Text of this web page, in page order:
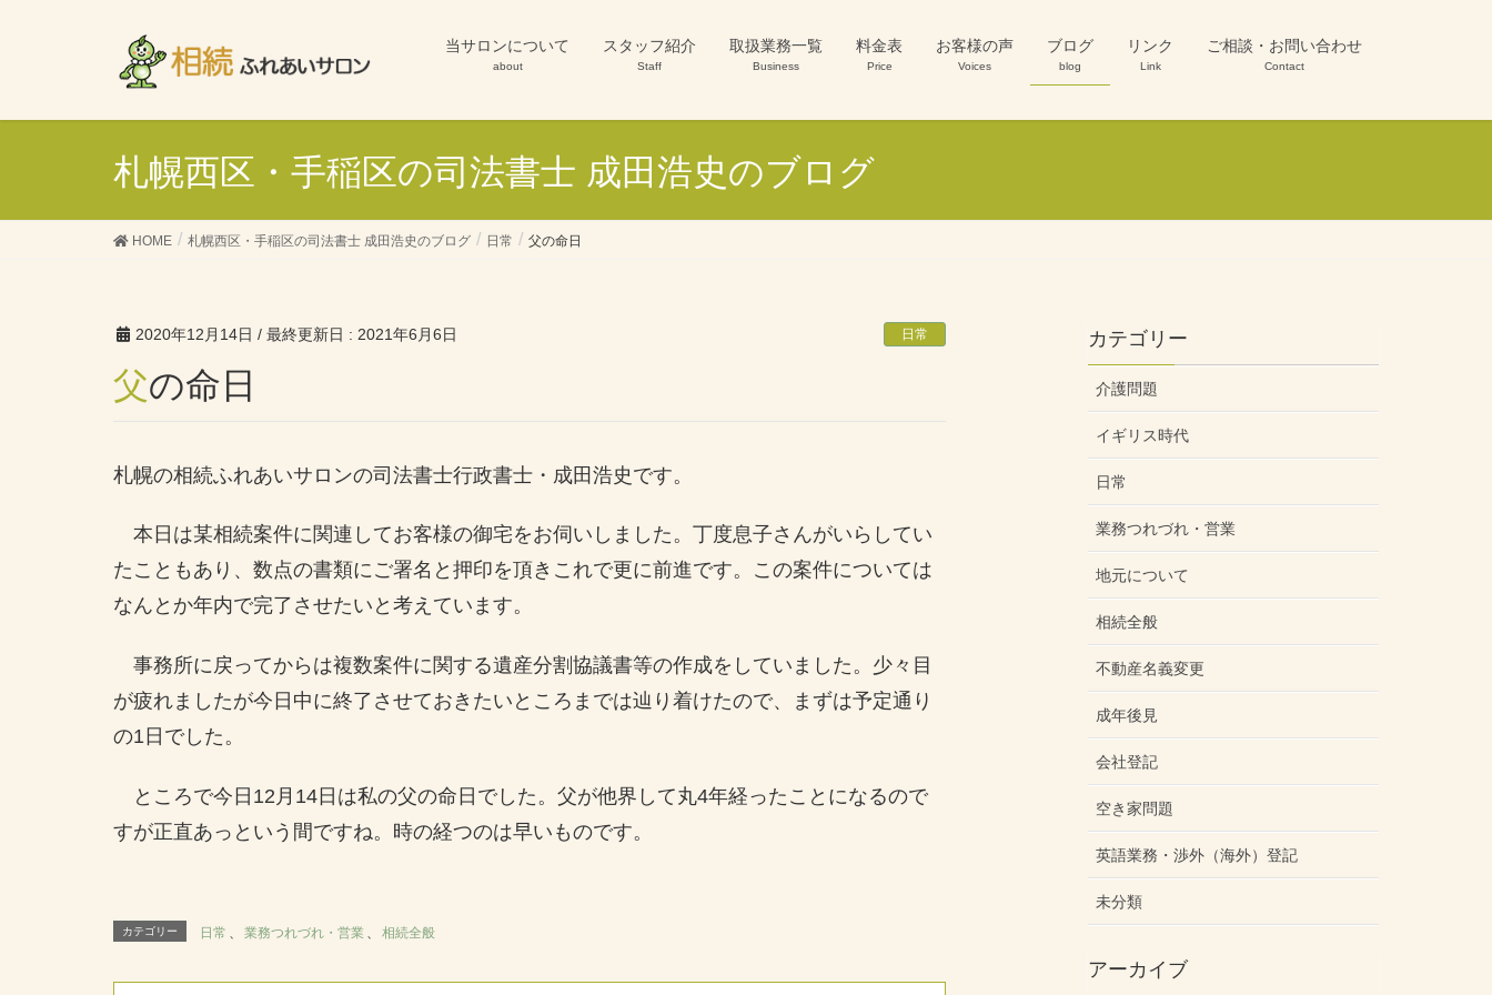
当サロンについて
about
スタッフ紹介
Staff
取扱業務一覧
Business
料金表
Price
お客様の声
Voices
ブログ
blog
リンク
Link
ご相談・お問い合わせ
Contact
札幌西区・手稲区の司法書士 成田浩史のブログ
HOME 札幌西区・手稲区の司法書士 成田浩史のブログ 日常 父の命日
2020年12月14日 / 最終更新日 : 2021年6月6日 日常
父の命日
札幌の相続ふれあいサロンの司法書士行政書士・成田浩史です。
本日は某相続案件に関連してお客様の御宅をお伺いしました。丁度息子さんがいらしてい
たこともあり、数点の書類にご署名と押印を頂きこれで更に前進です。この案件については
なんとか年内で完了させたいと考えています。
事務所に戻ってからは複数案件に関する遺産分割協議書等の作成をしていました。少々目
が疲れましたが今日中に終了させておきたいところまでは辿り着けたので、まずは予定通り
の1日でした。
ところで今日12月14日は私の父の命日でした。父が他界して丸4年経ったことになるので
すが正直あっという間ですね。時の経つのは早いものです。
カテゴリー 日常 、 業務つれづれ・営業 、 相続全般
カテゴリー
介護問題
イギリス時代
日常
業務つれづれ・営業
地元について
相続全般
不動産名義変更
成年後見
会社登記
空き家問題
英語業務・渉外（海外）登記
未分類
アーカイブ